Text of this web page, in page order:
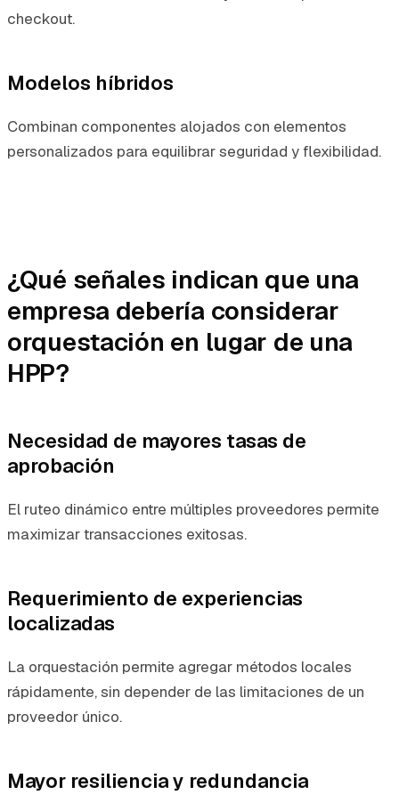
checkout.
Modelos híbridos
Combinan componentes alojados con elementos
personalizados para equilibrar seguridad y flexibilidad.
¿Qué señales indican que una
empresa debería considerar
orquestación en lugar de una
HPP?
Necesidad de mayores tasas de
aprobación
El ruteo dinámico entre múltiples proveedores permite
maximizar transacciones exitosas.
Requerimiento de experiencias
localizadas
La orquestación permite agregar métodos locales
rápidamente, sin depender de las limitaciones de un
proveedor único.
Mayor resiliencia y redundancia